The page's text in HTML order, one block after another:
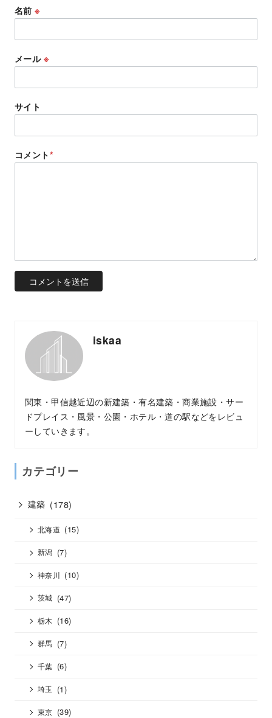
名前※
メール ※
サイト
コメント*
iskaa
関東・甲信越近辺の新建築・有名建築・商業施設・サー
ドプレイス・風景・公園・ホテル・道の駅などをレビュ
ーしていきます。
カテゴリー
建築 (178)
北海道 (15)
新潟 (7)
神奈川 (10)
茨城 (47)
栃木 (16)
群馬 (7)
千葉 (6)
埼玉 (1)
東京 (39)